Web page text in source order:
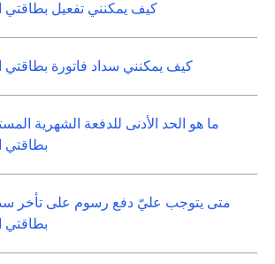
كيف يمكنني تفعيل بطاقتي
كيف يمكنني سداد فاتورة بطاقتي
ما هو الحد الأدنى للدفعة الشهرية
بطاقتي
متى يتوجب عليّ دفع رسوم على تأخر
بطاقتي